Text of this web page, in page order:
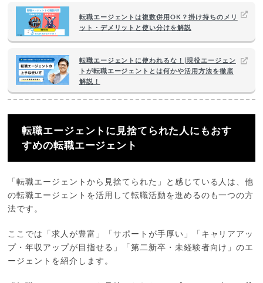
転職エージェントは複数併用OK？掛け持ちのメリ
ット・デメリットと使い分けを解説
転職エージェントに使われるな！|現役エージェン
トが転職エージェントとは何かや活用方法を徹底
解説！
転職エージェントに見捨てられた人にもおす
すめの転職エージェント
「転職エージェントから見捨てられた」と感じている人は、他
の転職エージェントを活用して転職活動を進めるのも一つの方
法です。
ここでは「求人が豊富」「サポートが手厚い」「キャリアアッ
プ・年収アップが目指せる」「第二新卒・未経験者向け」のエ
ージェントを紹介します。